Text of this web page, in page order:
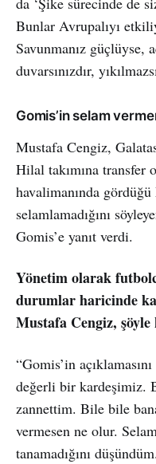
Bunlar Avrupalıyı
Savunmanız güçlüyse,
duvarsınızdır,
Gomis’in selam
Mustafa Cengiz,
Hilal takımına
havalimanında
selamlamadığını
Gomis’e yanıt verdi.
Yönetim olarak
durumlar haricinde
Mustafa Cengiz, şöyle
“Gomis’in
değerli bir kardeşimiz.
zannettim. Bile bile
vermesen ne olur.
tanamadığını